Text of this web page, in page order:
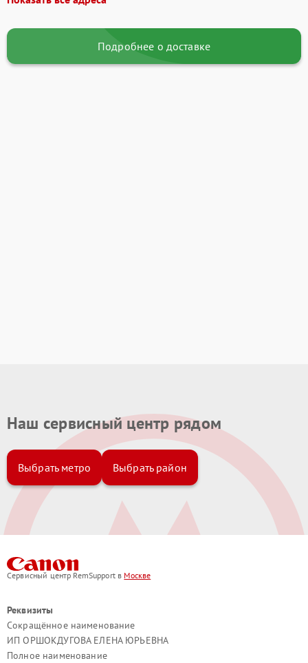
Подробнее о доставке
Наш сервисный центр рядом
Выбрать метро Выбрать район
Сервисный центр RemSupport в Москве
Реквизиты
Сокращённое наименование
ИП ОРШОКДУГОВА ЕЛЕНА ЮРЬЕВНА
Полное наименование